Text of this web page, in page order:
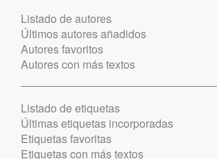
Listado de autores
Últimos autores añadidos
Autores favoritos
Autores con más textos
Listado de etiquetas
Últimas etiquetas incorporadas
Etiquetas favoritas
Etiquetas con más textos